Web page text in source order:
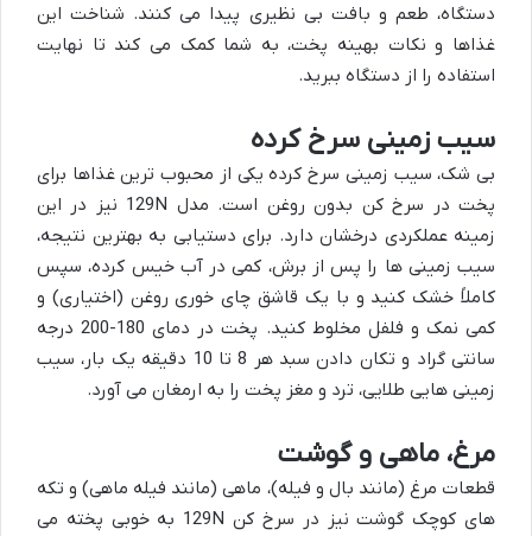
دستگاه، طعم و بافت بی نظیری پیدا می کنند. شناخت این
غذاها و نکات بهینه پخت، به شما کمک می کند تا نهایت
استفاده را از دستگاه ببرید.
سیب زمینی سرخ کرده
بی شک، سیب زمینی سرخ کرده یکی از محبوب ترین غذاها برای
پخت در سرخ کن بدون روغن است. مدل 129N نیز در این
زمینه عملکردی درخشان دارد. برای دستیابی به بهترین نتیجه،
سیب زمینی ها را پس از برش، کمی در آب خیس کرده، سپس
کاملاً خشک کنید و با یک قاشق چای خوری روغن (اختیاری) و
کمی نمک و فلفل مخلوط کنید. پخت در دمای 180-200 درجه
سانتی گراد و تکان دادن سبد هر 8 تا 10 دقیقه یک بار، سیب
زمینی هایی طلایی، ترد و مغز پخت را به ارمغان می آورد.
مرغ، ماهی و گوشت
قطعات مرغ (مانند بال و فیله)، ماهی (مانند فیله ماهی) و تکه
های کوچک گوشت نیز در سرخ کن 129N به خوبی پخته می